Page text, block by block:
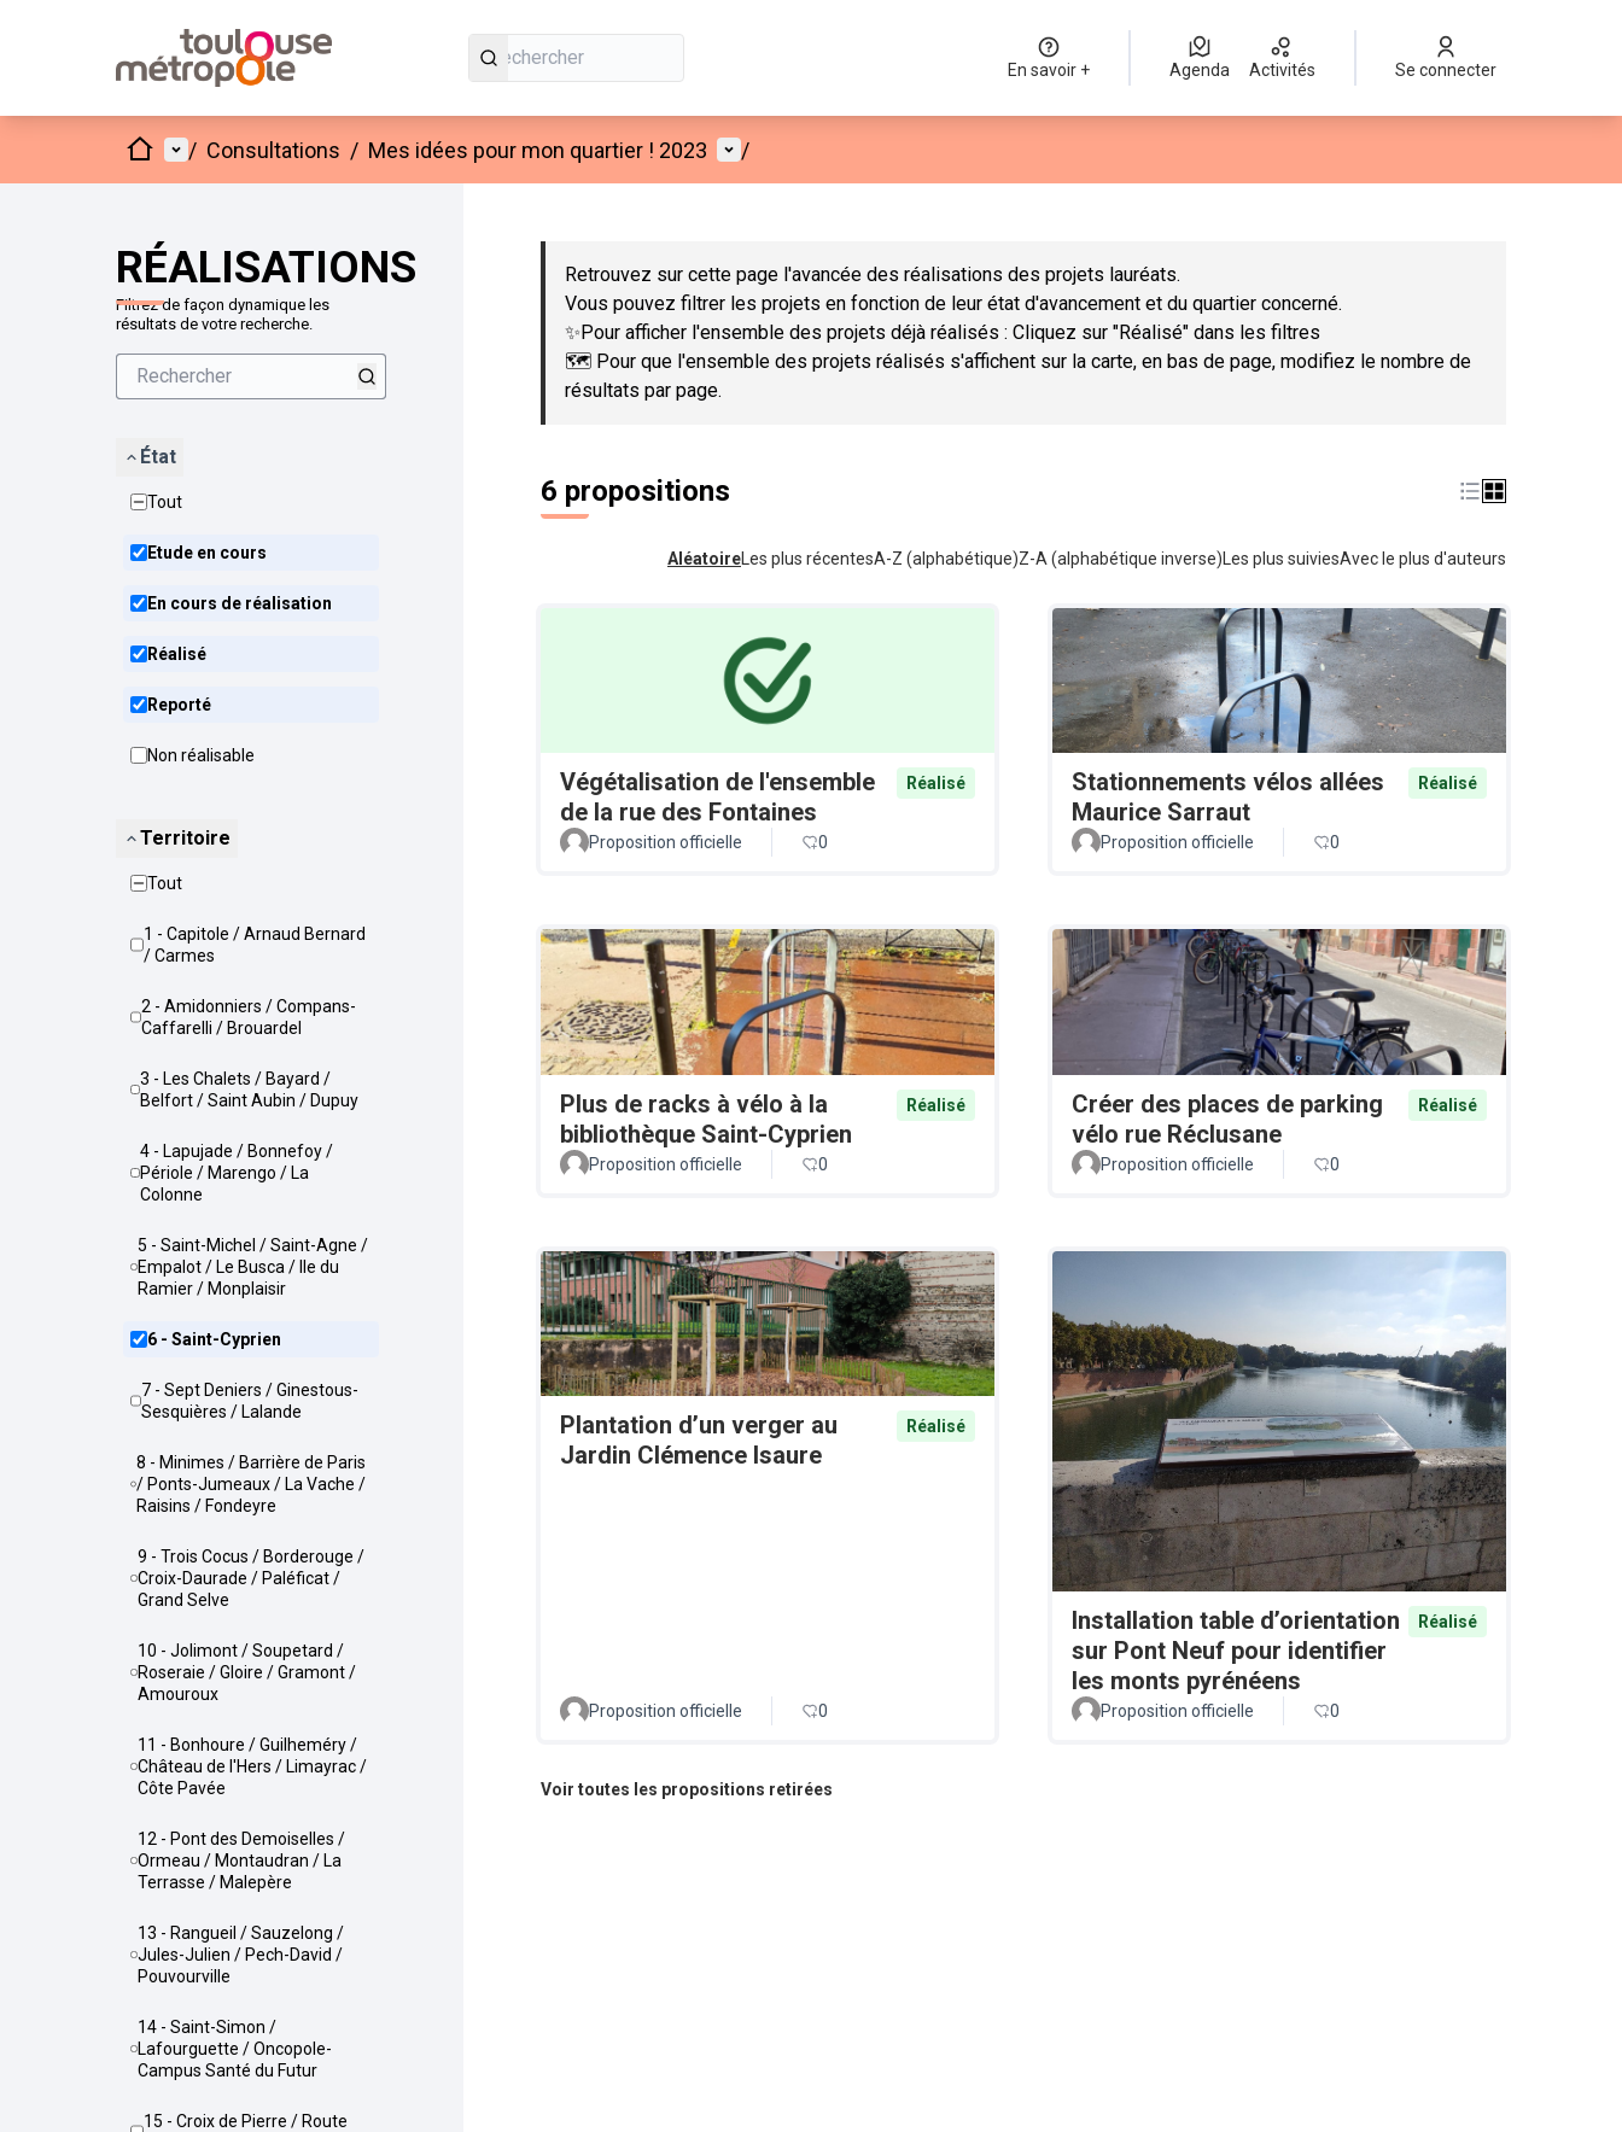
En savoir + Agenda Activités Se connecter
AccueilMenu principal
/ Consultations / Mes idées pour mon quartier ! 2023 Menu utilisateur
/
RÉALISATIONS
Filtrez de façon dynamique les
résultats de votre recherche.
État
Tout
Etude en cours
En cours de réalisation
Réalisé
Reporté
Non réalisable
Territoire
Tout
1 - Capitole / Arnaud Bernard
/ Carmes
2 - Amidonniers / Compans-
Caffarelli / Brouardel
3 - Les Chalets / Bayard /
Belfort / Saint Aubin / Dupuy
4 - Lapujade / Bonnefoy /
Périole / Marengo / La
Colonne
5 - Saint-Michel / Saint-Agne /
Empalot / Le Busca / Ile du
Ramier / Monplaisir
6 - Saint-Cyprien
7 - Sept Deniers / Ginestous-
Sesquières / Lalande
8 - Minimes / Barrière de Paris
/ Ponts-Jumeaux / La Vache /
Raisins / Fondeyre
9 - Trois Cocus / Borderouge /
Croix-Daurade / Paléficat /
Grand Selve
10 - Jolimont / Soupetard /
Roseraie / Gloire / Gramont /
Amouroux
11 - Bonhoure / Guilheméry /
Château de l'Hers / Limayrac /
Côte Pavée
12 - Pont des Demoiselles /
Ormeau / Montaudran / La
Terrasse / Malepère
13 - Rangueil / Sauzelong /
Jules-Julien / Pech-David /
Pouvourville
14 - Saint-Simon /
Lafourguette / Oncopole-
Campus Santé du Futur
15 - Croix de Pierre / Route
Passer la carte
Retrouvez sur cette page l'avancée des réalisations des projets lauréats.
Vous pouvez filtrer les projets en fonction de leur état d'avancement et du quartier concerné.
✨Pour afficher l'ensemble des projets déjà réalisés : Cliquez sur "Réalisé" dans les filtres
🗺️ Pour que l'ensemble des projets réalisés s'affichent sur la carte, en bas de page, modifiez le nombre de
résultats par page.
6 propositions
Aléatoire Les plus récentesA-Z (alphabétique)Z-A (alphabétique inverse) Les plus suiviesAvec le plus d'auteurs
Végétalisation de l'ensemble
de la rue des Fontaines
Réalisé
Proposition officielle 0
Stationnements vélos allées
Maurice Sarraut
Réalisé
Proposition officielle 0
Plus de racks à vélo à la
bibliothèque Saint-Cyprien
Réalisé
Proposition officielle 0
Créer des places de parking
vélo rue Réclusane
Réalisé
Proposition officielle 0
Plantation d’un verger au
Jardin Clémence Isaure
Réalisé
Proposition officielle 0
Installation table d’orientation
sur Pont Neuf pour identifier
les monts pyrénéens
Réalisé
Proposition officielle 0
Voir toutes les propositions retirées